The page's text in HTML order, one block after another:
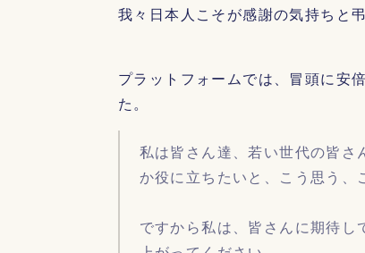
我々日本人こそが感謝の気持ちと
プラットフォームでは、冒頭に安
た。
私は皆さん達、若い世代の皆
か役に立ちたいと、こう思う、
ですから私は、皆さんに期待